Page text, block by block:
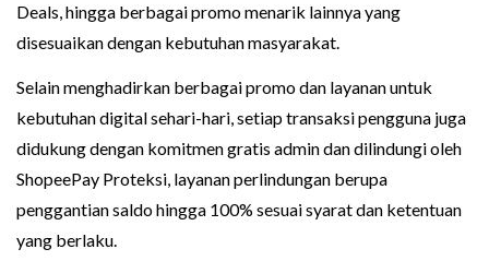
Deals, hingga berbagai promo menarik lainnya yang
disesuaikan dengan kebutuhan masyarakat.
Selain menghadirkan berbagai promo dan layanan untuk
kebutuhan digital sehari-hari, setiap transaksi pengguna juga
didukung dengan komitmen gratis admin dan dilindungi oleh
ShopeePay Proteksi, layanan perlindungan berupa
penggantian saldo hingga 100% sesuai syarat dan ketentuan
yang berlaku.